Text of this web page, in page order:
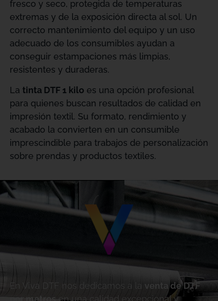
fresco y seco, protegida de temperaturas
extremas y de la exposición directa al sol. Un
correcto mantenimiento del equipo y un uso
adecuado de los consumibles ayudan a
conseguir estampaciones más limpias,
resistentes y duraderas.
La tinta DTF 1 kilo es una opción profesional
para quienes buscan resultados de calidad en
impresión textil. Su formato, rendimiento y
acabado la convierten en un consumible
imprescindible para trabajos de personalización
sobre prendas y productos textiles.
En Viva DTF nos dedicamos a la
venta de DTF
por metros
en una calidad excepcional y